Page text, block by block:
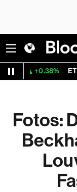
ETH/USD
Fotos: